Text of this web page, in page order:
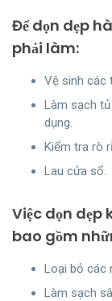
Để dọn dẹp
phải làm:
Vệ sinh các
Làm sạch
dụng.
Kiểm tra rò
Lau cửa sổ.
Việc dọn
bao gồm
Loại bỏ các
Làm sạch